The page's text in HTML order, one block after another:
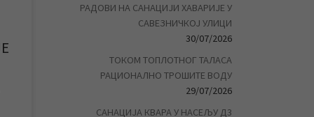
РАДОВИ НА САНАЦИЈИ ХАВАРИЈЕ У
САВЕЗНИЧКОЈ УЛИЦИ
30/07/2026
ТОКОМ ТОПЛОТНОГ ТАЛАСА
РАЦИОНАЛНО ТРОШИТЕ ВОДУ
29/07/2026
САНАЦИЈА КВАРА У НАСЕЉУ Д3